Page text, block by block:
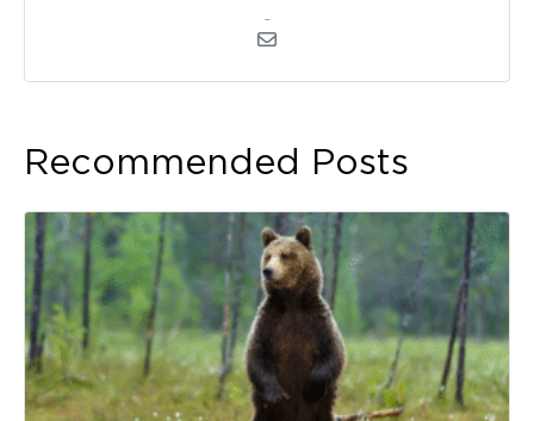
Recommended Posts